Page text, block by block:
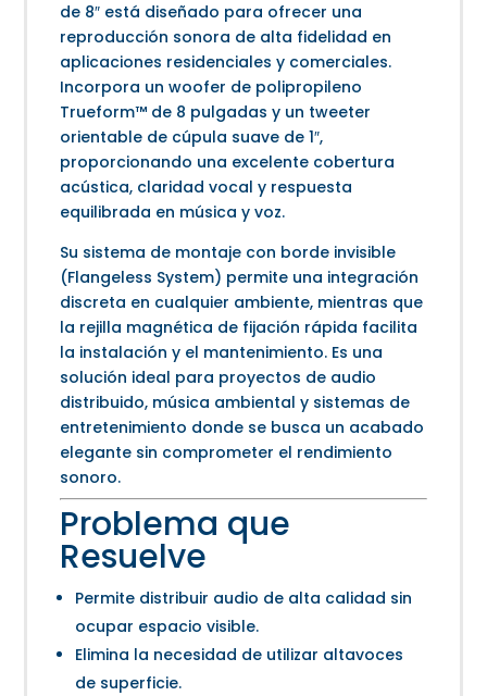
de 8″ está diseñado para ofrecer una
reproducción sonora de alta fidelidad en
aplicaciones residenciales y comerciales.
Incorpora un woofer de polipropileno
Trueform™ de 8 pulgadas y un tweeter
orientable de cúpula suave de 1″,
proporcionando una excelente cobertura
acústica, claridad vocal y respuesta
equilibrada en música y voz.
Su sistema de montaje con borde invisible
(Flangeless System) permite una integración
discreta en cualquier ambiente, mientras que
la rejilla magnética de fijación rápida facilita
la instalación y el mantenimiento. Es una
solución ideal para proyectos de audio
distribuido, música ambiental y sistemas de
entretenimiento donde se busca un acabado
elegante sin comprometer el rendimiento
sonoro.
Problema que
Resuelve
Permite distribuir audio de alta calidad sin
ocupar espacio visible.
Elimina la necesidad de utilizar altavoces
de superficie.